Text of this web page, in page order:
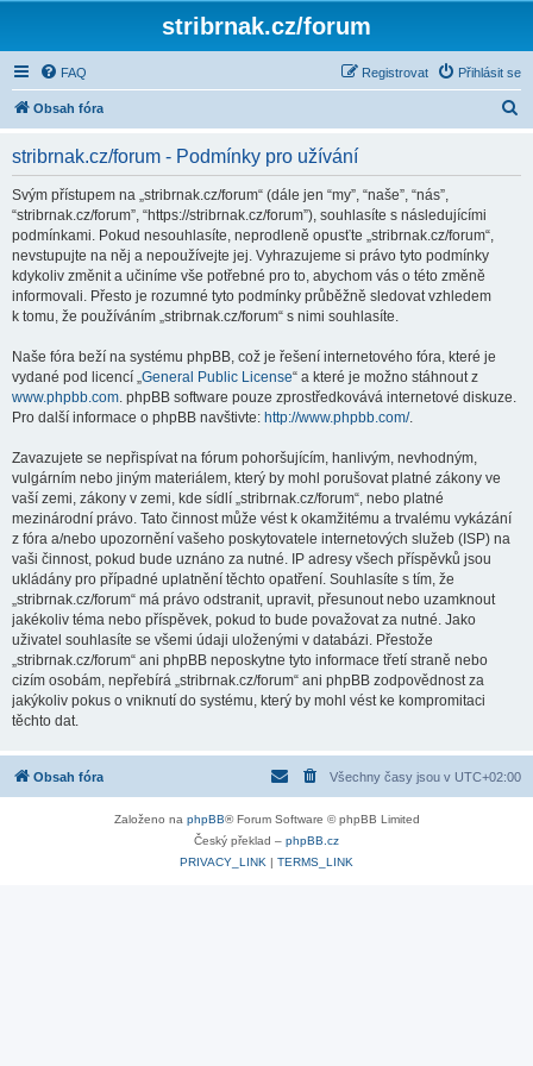
stribrnak.cz/forum
FAQ Přihlásit se
Registrovat
Obsah fóra
stribrnak.cz/forum - Podmínky pro užívání
Svým přístupem na „stribrnak.cz/forum“ (dále jen “my”, “naše”, “nás”,
“stribrnak.cz/forum”, “https://stribrnak.cz/forum”), souhlasíte s následujícími
podmínkami. Pokud nesouhlasíte, neprodleně opusťte „stribrnak.cz/forum“,
nevstupujte na něj a nepoužívejte jej. Vyhrazujeme si právo tyto podmínky
kdykoliv změnit a učiníme vše potřebné pro to, abychom vás o této změně
informovali. Přesto je rozumné tyto podmínky průběžně sledovat vzhledem
k tomu, že používáním „stribrnak.cz/forum“ s nimi souhlasíte.
Naše fóra beží na systému phpBB, což je řešení internetového fóra, které je
vydané pod licencí „General Public License“ a které je možno stáhnout z
www.phpbb.com. phpBB software pouze zprostředkovává internetové diskuze.
Pro další informace o phpBB navštivte: http://www.phpbb.com/.
Zavazujete se nepřispívat na fórum pohoršujícím, hanlivým, nevhodným,
vulgárním nebo jiným materiálem, který by mohl porušovat platné zákony ve
vaší zemi, zákony v zemi, kde sídlí „stribrnak.cz/forum“, nebo platné
mezinárodní právo. Tato činnost může vést k okamžitému a trvalému vykázání
z fóra a/nebo upozornění vašeho poskytovatele internetových služeb (ISP) na
vaši činnost, pokud bude uznáno za nutné. IP adresy všech příspěvků jsou
ukládány pro případné uplatnění těchto opatření. Souhlasíte s tím, že
„stribrnak.cz/forum“ má právo odstranit, upravit, přesunout nebo uzamknout
jakékoliv téma nebo příspěvek, pokud to bude považovat za nutné. Jako
uživatel souhlasíte se všemi údaji uloženými v databázi. Přestože
„stribrnak.cz/forum“ ani phpBB neposkytne tyto informace třetí straně nebo
cizím osobám, nepřebírá „stribrnak.cz/forum“ ani phpBB zodpovědnost za
jakýkoliv pokus o vniknutí do systému, který by mohl vést ke kompromitaci
těchto dat.
Obsah fóra Všechny časy jsou v UTC+02:00
Založeno na phpBB® Forum Software © phpBB Limited
Český překlad – phpBB.cz
PRIVACY_LINK | TERMS_LINK